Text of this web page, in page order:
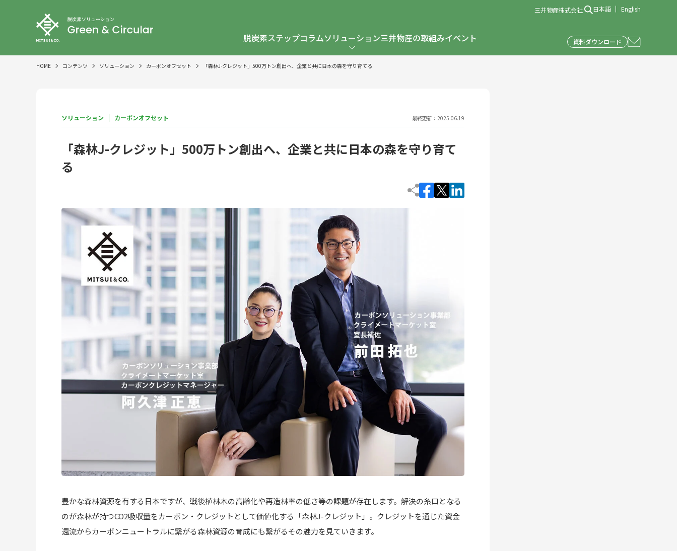
脱炭素ステップコラムソリューション三井物産の取組みイベント 資料ダウンロード
三井物産株式会社 日本語 English
HOME コンテンツ ソリューション カーボンオフセット 「森林J-クレジット」500万トン創出へ、企業と共に日本の森を守り育てる
ソリューション カーボンオフセット 最終更新：2025.06.19
「森林J-クレジット」500万トン創出へ、企業と共に日本の森を守り育て
る
豊かな森林資源を有する日本ですが、戦後植林木の高齢化や再造林率の低さ等の課題が存在します。解決の糸口となる
のが森林が持つCO2吸収量をカーボン・クレジットとして価値化する「森林J-クレジット」。クレジットを通じた資金
還流からカーボンニュートラルに繋がる森林資源の育成にも繋がるその魅力を見ていきます。